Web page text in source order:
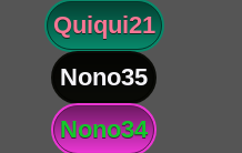
Quiqui21
Nono35
Nono34